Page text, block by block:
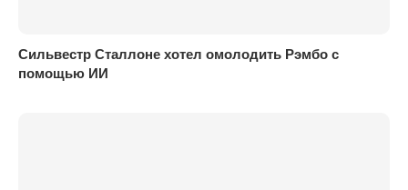
Сильвестр Сталлоне хотел омолодить Рэмбо с
помощью ИИ